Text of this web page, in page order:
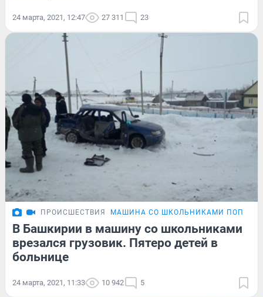
24 марта, 2021, 12:47 27 311 23
ПРОИСШЕСТВИЯ МАШИНА СО ШКОЛЬНИКАМИ ПОПАЛА
В Башкирии в машину со школьниками
врезался грузовик. Пятеро детей в
больнице
24 марта, 2021, 11:33 10 942 5